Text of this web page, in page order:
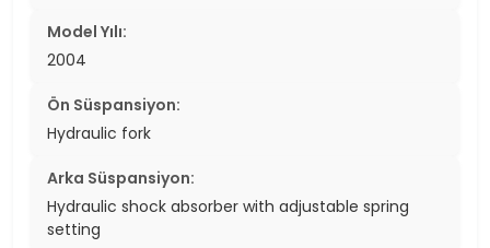
Model Yılı:
2004
Ön Süspansiyon:
Hydraulic fork
Arka Süspansiyon:
Hydraulic shock absorber with adjustable spring
setting